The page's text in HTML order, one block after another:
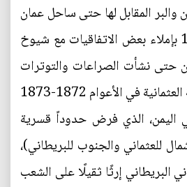
والبر المقابل لها حتى ساحل عمان
" من 1839 إلى 1871 بإملاء بعض الاتفاقيات مع شيوخ
حتى نشأت الصراعات والتوترات
في العلاقات البريطانية العثمانية في الأعوام 1872-1873
اليمن، الذي فرض حدوداً قسرية
للعثماني والجنوب للبريطاني)،
البريطاني إرثًا ثقيلًا على الشعب